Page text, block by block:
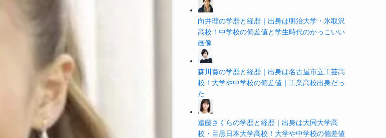
向井理の学歴と経歴｜出身は明治大学・氷取沢
高校！中学校の偏差値と学生時代のかっこいい
画像
森川葵の学歴と経歴｜出身は名古屋市立工芸高
校！大学や中学校の偏差値｜工業高校出身だっ
た
遠藤さくらの学歴と経歴｜出身は大同大学高
校・目黒日本大学高校！大学や中学校の偏差値